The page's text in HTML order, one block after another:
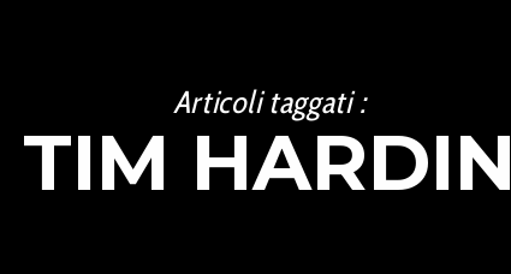
Articoli taggati :
TIM HARDIN